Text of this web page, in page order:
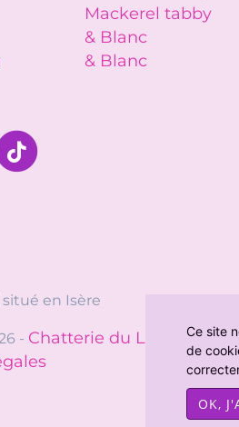
Mackerel tabby
& Blanc
& Blanc
en Isère
- Chatterie du Loup
Ce site
de
OK,